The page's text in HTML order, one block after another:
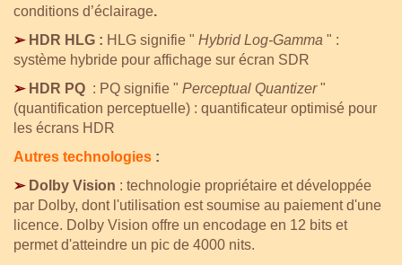
conditions d’éclairage.
➢HDR HLG : HLG signifie " Hybrid Log-Gamma " :
système hybride pour affichage sur écran SDR
➢HDR PQ : PQ signifie " Perceptual Quantizer"
(quantification perceptuelle) : quantificateur optimisé pour
les écrans HDR
Autres technologies :
➢Dolby Vision : technologie propriétaire et développée
par Dolby, dont l'utilisation est soumise au paiement d'une
licence. Dolby Vision offre un encodage en 12 bits et
permet d'atteindre un pic de 4000 nits.